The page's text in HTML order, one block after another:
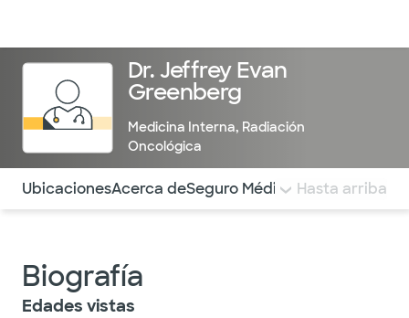
Dr. Jeffrey Evan
Greenberg
Medicina Interna, Radiación
Oncológica
Utilice esta navegación para saltar rápidamente a
UbicacionesAcerca deSeguro Médico COMENTARIOS
Hasta arriba
Biografía
Edades vistas